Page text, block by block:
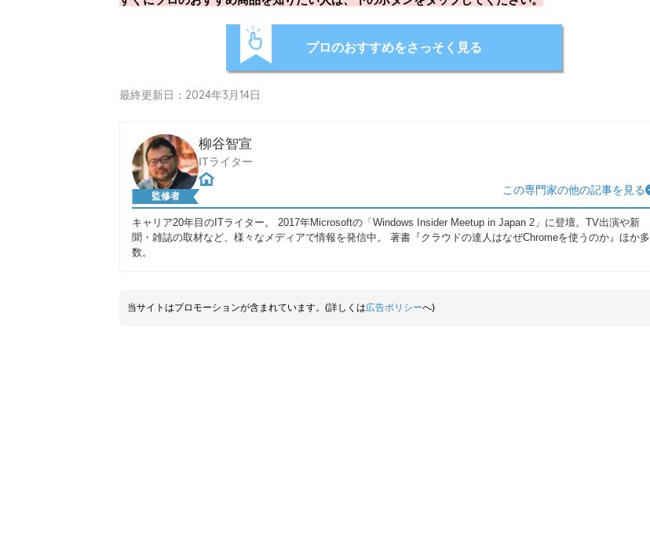
プロのおすすめをさっそく見る
最終更新日：2024年3月14日
監修者
柳谷智宣
ITライター
この専門家の他の記事を見る
キャリア20年目のITライター。 2017年Microsoftの「Windows Insider Meetup in Japan 2」に登壇。TV出演や新
聞・雑誌の取材など、様々なメディアで情報を発信中。 著書『クラウドの達人はなぜChromeを使うのか』ほか多
数。
当サイトはプロモーションが含まれています。(詳しくは広告ポリシーへ)